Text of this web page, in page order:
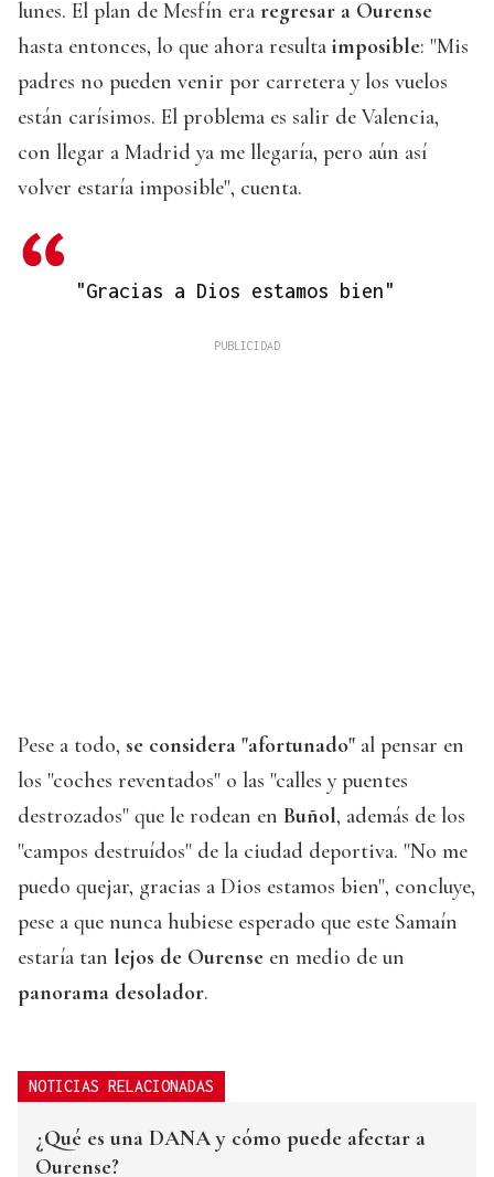
lunes. El plan de Mesfín era regresar a Ourense
hasta entonces, lo que ahora resulta imposible: "Mis
padres no pueden venir por carretera y los vuelos
están carísimos. El problema es salir de Valencia,
con llegar a Madrid ya me llegaría, pero aún así
volver estaría imposible", cuenta.
"Gracias a Dios estamos bien"
Pese a todo, se considera "afortunado" al pensar en
los "coches reventados" o las "calles y puentes
destrozados" que le rodean en Buñol, además de los
"campos destruídos" de la ciudad deportiva. "No me
puedo quejar, gracias a Dios estamos bien", concluye,
pese a que nunca hubiese esperado que este Samaín
estaría tan lejos de Ourense en medio de un
panorama desolador.
NOTICIAS RELACIONADAS
¿Qué es una DANA y cómo puede afectar a
Ourense?